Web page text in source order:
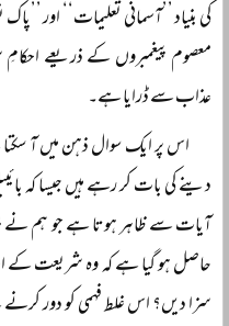
کی بنیاد ’’آسمانی تعلیمات‘‘ اور
معصوم پیغمبروں کے ذریعے احکامِ
عذاب سے ڈرایا ہے۔
اس پر ایک سوال ذہن میں آ سکتا
آیات سے ظاہر ہوتا ہے جو ہم نے
حاصل ہو گیا ہے کہ وہ شریعت کے
سزا دیں؟ اس غلط فہمی کو دور